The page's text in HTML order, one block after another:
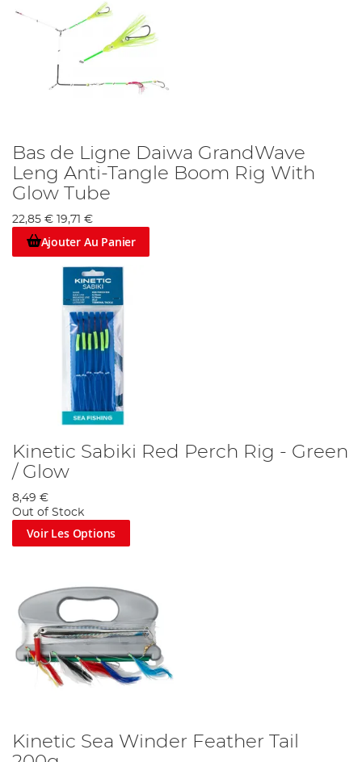
Bas de Ligne Daiwa GrandWave
Leng Anti-Tangle Boom Rig With
Glow Tube
22,85 € 19,71 €
Ajouter Au Panier
Kinetic Sabiki Red Perch Rig - Green
/ Glow
8,49 €
Out of Stock
Voir Les Options
Kinetic Sea Winder Feather Tail